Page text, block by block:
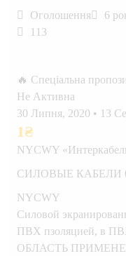
Оголошення 6
113
🔥 Спеціальна
Не Активна
30 Липня, 2020 • 13
1₴
NYCWY
СИЛОВЫЕ КАБЕЛИ
NYCWY
Силовой
ПВХ пзоляцией, в
ОБЛАСТЬ